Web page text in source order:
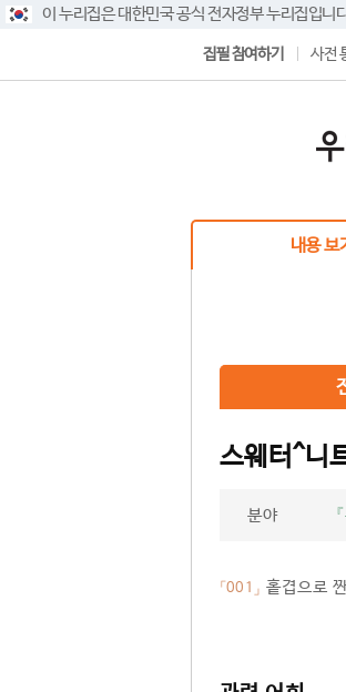
이 누리집은 대한민국 공식 전자정부 누리집입니
집필 참여하기 사전
내용 보
스웨터^니
분야
「001」 홑겹으로